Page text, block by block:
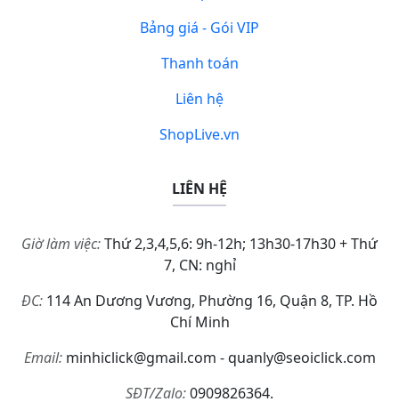
Bảng giá - Gói VIP
Thanh toán
Liên hệ
ShopLive.vn
LIÊN HỆ
Giờ làm việc:Thứ 2,3,4,5,6: 9h-12h; 13h30-17h30 + Thứ
7, CN: nghỉ
ĐC: 114 An Dương Vương, Phường 16, Quận 8, TP. Hồ
Chí Minh
Email:minhiclick@gmail.com - quanly@seoiclick.com
SĐT/Zalo:0909826364.